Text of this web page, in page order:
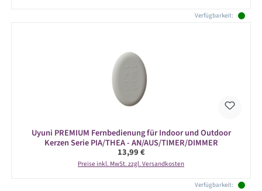
Verfügbarkeit:
Uyuni PREMIUM Fernbedienung für Indoor und Outdoor
Kerzen Serie PIA/THEA - AN/AUS/TIMER/DIMMER
Regulärer Preis:
13,99 €
Preise inkl. MwSt. zzgl. Versandkosten
Verfügbarkeit: